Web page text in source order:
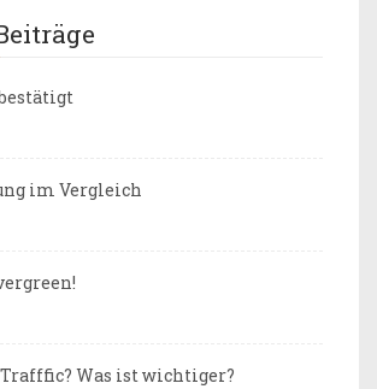
im Vergleich
Was ist wichtiger?